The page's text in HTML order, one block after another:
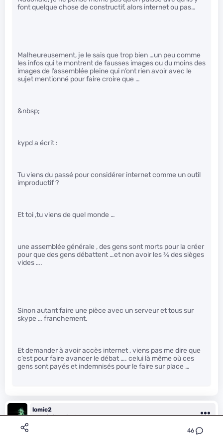
46
font quelque chose de constructif, alors internet ou pas…
Malheureusement, je le sais que trop bien …un peu comme
les infos qui te montrent de fausses images ou du moins des
images de l’assemblée pleine qui n’ont rien avoir avec le
sujet mentionné pour faire croire que …
&nbsp;
kypd a écrit :
Tu viens du passé pour considérer internet comme un outil
improductif ?
Et toi ,tu viens de quel monde …
une assemblée générale , des gens sont morts pour la créer
pour que des gens débattent …et non avoir les3⁄4des sièges
vides ….
Sinon autant faire une pièce avec un serveur et tous sur
skype … franchement.
Et demander à avoir accès internet , viens pas me dire que
c’est pour faire avancer le débat …. celui là même où ces
gens sont payés et indemnisés pour le faire sur place …
lomic2
Le 20/11/2014 à 15h06